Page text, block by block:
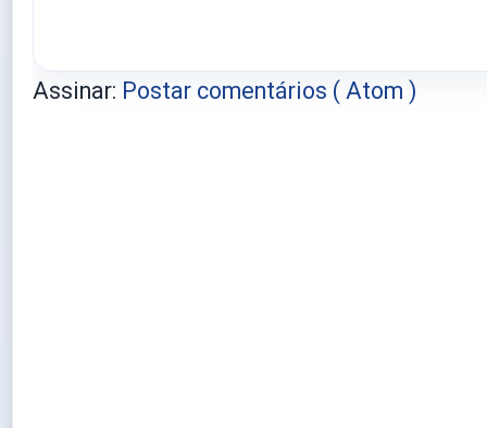
Assinar: Postar comentários ( Atom )